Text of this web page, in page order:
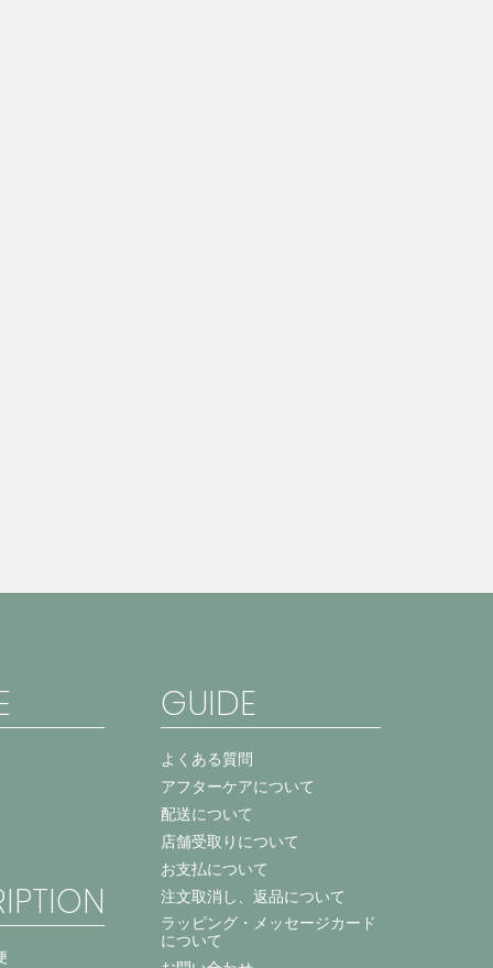
GUIDE
よくある質問
アフターケアについて
配送について
店舗受取りについて
お支払について
注文取消し、返品について
ラッピング・メッセージカード
について